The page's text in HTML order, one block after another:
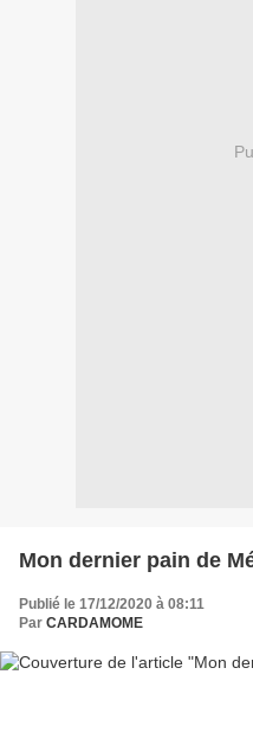
Mon dernier pain de
Publié le 17/12/2020 à 08:11
Par CARDAMOME